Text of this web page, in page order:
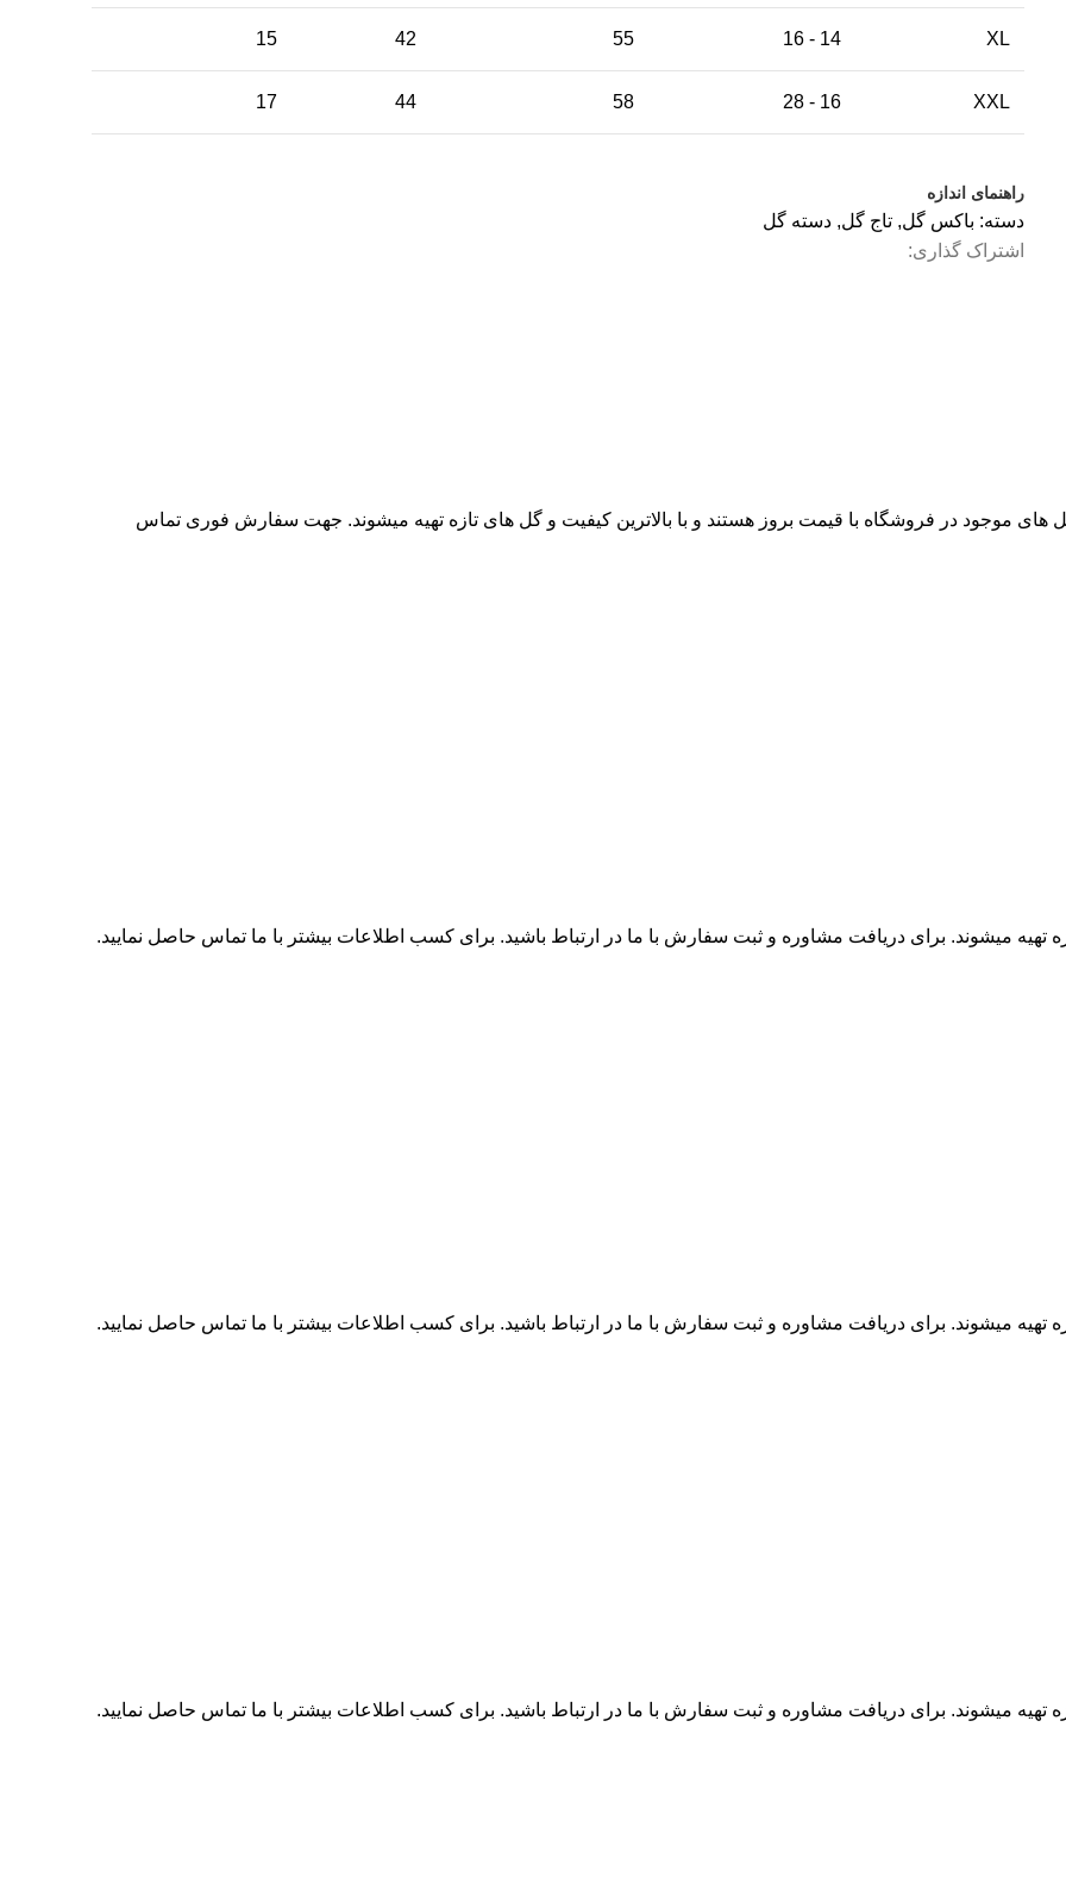
XL
14 - 16
55
42
15
XXL
16 - 28
58
44
17
راهنمای اندازه
دسته: باکس گل, تاج گل, دسته گل
اشتراک گذاری:
موجود در فروشگاه با قیمت بروز هستند و با بالاترین کیفیت و گل های تازه تهیه میشوند. جهت سفارش فوری تماس
تهیه میشوند. برای دریافت مشاوره و ثبت سفارش با ما در ارتباط باشید. برای کسب اطلاعات بیشتر با ما تماس حاصل نمایید.
تهیه میشوند. برای دریافت مشاوره و ثبت سفارش با ما در ارتباط باشید. برای کسب اطلاعات بیشتر با ما تماس حاصل نمایید.
تهیه میشوند. برای دریافت مشاوره و ثبت سفارش با ما در ارتباط باشید. برای کسب اطلاعات بیشتر با ما تماس حاصل نمایید.